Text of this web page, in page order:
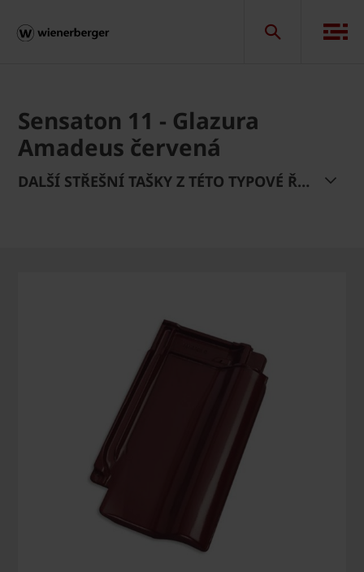
Sensaton 11 - Glazura
Amadeus červená
DALŠÍ STŘEŠNÍ TAŠKY Z TÉTO TYPOVÉ ŘADY